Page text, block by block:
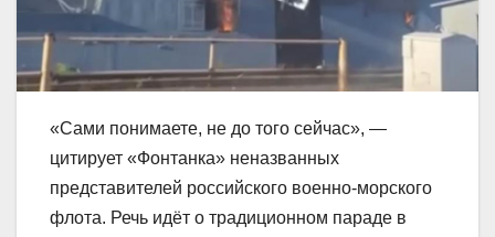
«Сами понимаете, не до того сейчас», —
цитирует «Фонтанка» неназванных
представителей российского военно-морского
флота. Речь идёт о традиционном параде в